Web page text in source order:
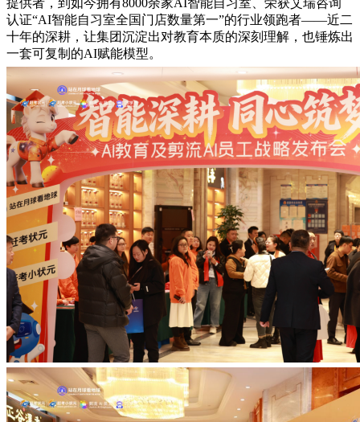
认证“AI智能自习室全国门店数量第一”的行业领跑者——近二
十年的深耕，让集团沉淀出对教育本质的深刻理解，也锤炼出
一套可复制的AI赋能模型。